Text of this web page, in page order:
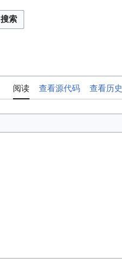
搜索
阅读 查看源代码 查看历史